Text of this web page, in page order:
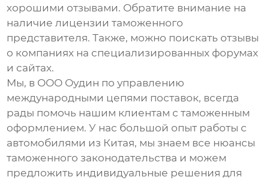
хорошими отзывами. Обратите внимание на
наличие лицензии таможенного
представителя. Также, можно поискать отзывы
о компаниях на специализированных форумах
и сайтах.
Мы, в ООО Оудин по управлению
международными цепями поставок, всегда
рады помочь нашим клиентам с таможенным
оформлением. У нас большой опыт работы с
автомобилями из Китая, мы знаем все нюансы
таможенного законодательства и можем
предложить индивидуальные решения для